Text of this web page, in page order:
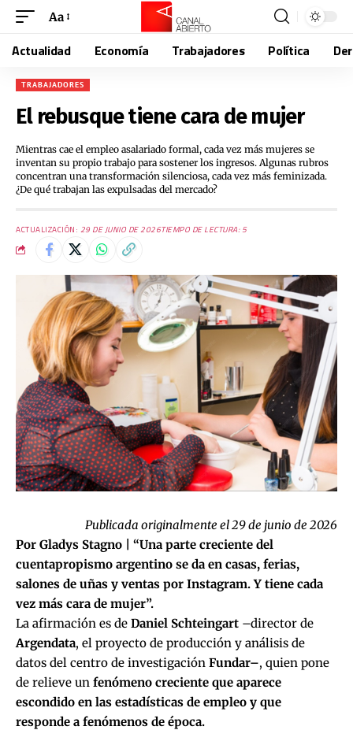
Aa
Actualidad Economía Trabajadores Política
TRABAJADORES
El rebusque tiene cara de mujer
Mientras cae el empleo asalariado formal, cada vez más mujeres se
inventan su propio trabajo para sostener los ingresos. Algunas rubros
concentran una transformación silenciosa, cada vez más feminizada.
¿De qué trabajan las expulsadas del mercado?
ACTUALIZACIÓN: 29 DE JUNIO DE 2026TIEMPO DE LECTURA: 5
Publicada originalmente el 29 de junio de 2026
Por Gladys Stagno |
“Una parte creciente del
cuentapropismo argentino se da en casas, ferias,
salones de uñas y ventas por Instagram. Y tiene cada
vez más cara de mujer”.
La afirmación es de Daniel Schteingart –director de
Argendata, el proyecto de producción y análisis de
datos del centro de investigación Fundar–, quien pone
de relieve un fenómeno creciente que aparece
escondido en las estadísticas de empleo y que
responde a fenómenos de época.